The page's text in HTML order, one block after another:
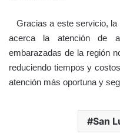
Gracias a este servicio, la
acerca la atención de
embarazadas de la región
reduciendo tiempos y
atención más oportuna y
San